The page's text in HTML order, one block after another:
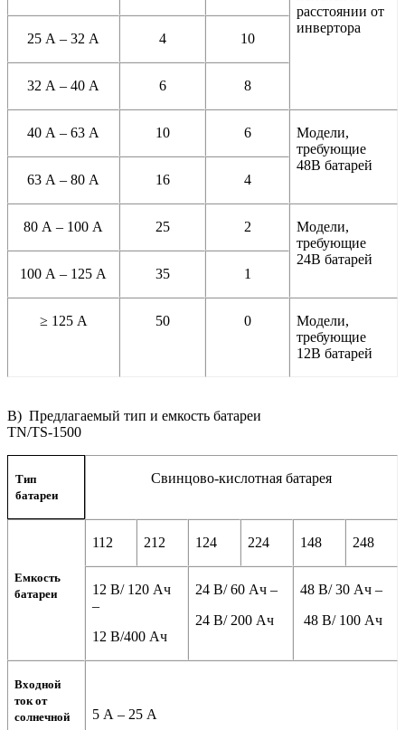
расстоянии от
инвертора
25 А – 32 А 4 10
32 А – 40 А 6 8
40 А – 63 А 10 6
Модели,
требующие
48В батарей
63 А – 80 А
16 4
80 А – 100 А 25 2
Модели,
требующие
24В батарей
100 А – 125 А
35 1
≥ 125 А 50 0
Модели,
требующие
12В батарей
В) Предлагаемый тип и емкость батареи
TN/TS-1500
Тип
батареи
Свинцово-кислотная батарея
Емкость
батареи
112 212 124 224 148 248
12 В/ 120 Ач
–
12 В/400 Ач
24 В/ 60 Ач –
24 В/ 200 Ач
48 В/ 30 Ач –
48 В/ 100 Ач
Входной
ток от
солнечной
5 А – 25 А